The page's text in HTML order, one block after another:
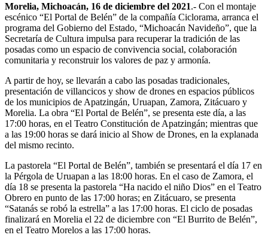
Morelia, Michoacán, 16 de diciembre del 2021.- Con el montaje
escénico “El Portal de Belén” de la compañía Ciclorama, arranca el
programa del Gobierno del Estado, “Michoacán Navideño”, que la
Secretaría de Cultura impulsa para recuperar la tradición de las
posadas como un espacio de convivencia social, colaboración
comunitaria y reconstruir los valores de paz y armonía.
A partir de hoy, se llevarán a cabo las posadas tradicionales,
presentación de villancicos y show de drones en espacios públicos
de los municipios de Apatzingán, Uruapan, Zamora, Zitácuaro y
Morelia. La obra “El Portal de Belén”, se presenta este día, a las
17:00 horas, en el Teatro Constitución de Apatzingán; mientras que
a las 19:00 horas se dará inicio al Show de Drones, en la explanada
del mismo recinto.
La pastorela “El Portal de Belén”, también se presentará el día 17 en
la Pérgola de Uruapan a las 18:00 horas. En el caso de Zamora, el
día 18 se presenta la pastorela “Ha nacido el niño Dios” en el Teatro
Obrero en punto de las 17:00 horas; en Zitácuaro, se presenta
“Satanás se robó la estrella” a las 17:00 horas. El ciclo de posadas
finalizará en Morelia el 22 de diciembre con “El Burrito de Belén”,
en el Teatro Morelos a las 17:00 horas.